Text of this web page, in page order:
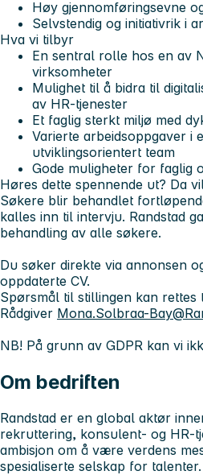
Høy gjennomføringsevne
Selvstendig og initiativrik i
Hva vi tilbyr
En sentral rolle hos en av
virksomheter
Mulighet til å bidra til
av HR-tjenester
Et faglig sterkt miljø med
Varierte arbeidsoppgaver i
utviklingsorientert team
Gode muligheter for faglig
Høres dette spennende ut? Da
Søkere blir behandlet
kalles inn til intervju. Randstad
behandling av alle søkere.
Du søker direkte via annonsen
oppdaterte CV.
Spørsmål til stillingen kan rettes
Rådgiver Mona.Solbraa-
NB! På grunn av GDPR kan vi
Om bedriften
Randstad er en global aktør
rekruttering, konsulent- og HR-
ambisjon om å være verdens
spesialiserte selskap for talenter.